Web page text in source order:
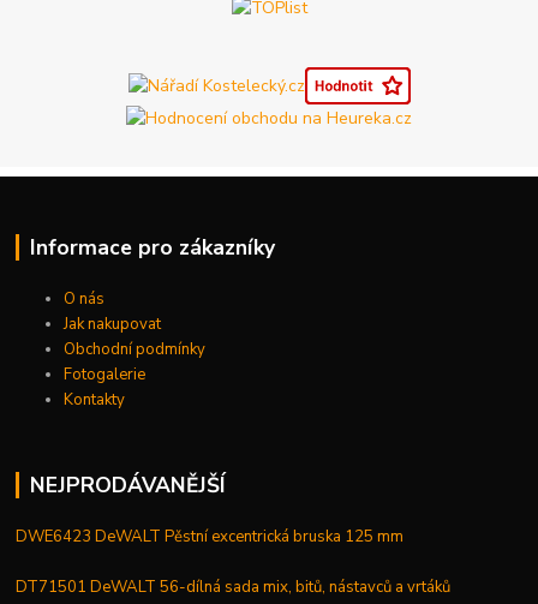
Informace pro zákazníky
O nás
Jak nakupovat
Obchodní podmínky
Fotogalerie
Kontakty
NEJPRODÁVANĚJŠÍ
DWE6423 DeWALT Pěstní excentrická bruska 125 mm
DT71501 DeWALT 56-dílná sada mix, bitů, nástavců a vrtáků